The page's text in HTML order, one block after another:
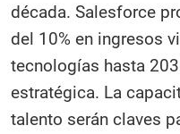
década. Salesforce
del 10% en ingresos
tecnologías hasta
estratégica. La
talento serán claves